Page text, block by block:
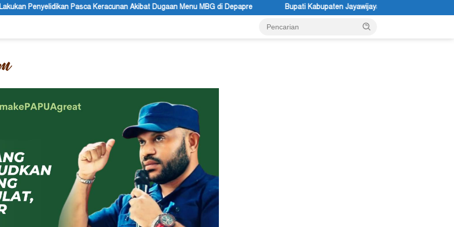
Keracunan Akibat Dugaan Menu MBG di Depapre Bupati Kabupaten Jayawijaya Atenius Murip: Festival Budaya Lembah